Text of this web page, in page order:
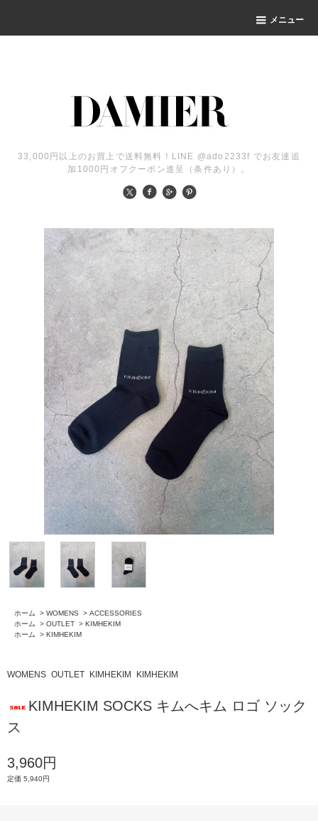
メニュー
33,000円以上のお買上で送料無料！LINE @ado2233f でお友達追
加1000円オフクーポン進呈（条件あり）。
ホーム > WOMENS > ACCESSORIES
ホーム
> OUTLET > KIMHEKIM
ホーム
> KIMHEKIM
WOMENS OUTLET KIMHEKIM KIMHEKIM
KIMHEKIM SOCKS キムへキム ロゴ ソック
ス
3,960円
定価 5,940円